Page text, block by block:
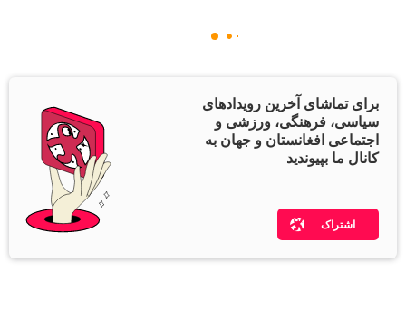
برای تماشای آخرین رویدادهای
سیاسی، فرهنگی، ورزشی و
اجتماعی افغانستان و جهان به
کانال ما بپیوندید
اشتراک